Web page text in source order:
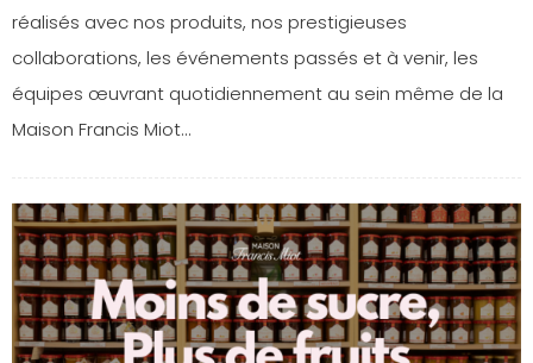
réalisés avec nos produits, nos prestigieuses
collaborations, les événements passés et à venir, les
équipes œuvrant quotidiennement au sein même de la
Maison Francis Miot…